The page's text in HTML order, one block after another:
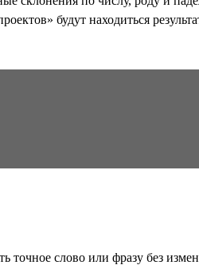
будут находиться
слово или фразу без